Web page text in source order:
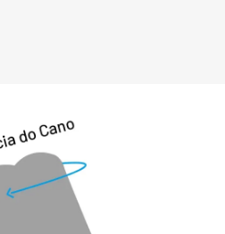
na neve: A sola deste calçado é 100%
e apresenta “agarradeiras”,
alta tração em caminhadas
tratamento impermeabilizante: